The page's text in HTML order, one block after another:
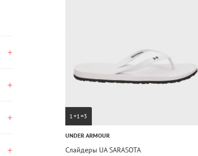
1+1=3
UNDER ARMOUR
Слайдеры UA SARASOTA